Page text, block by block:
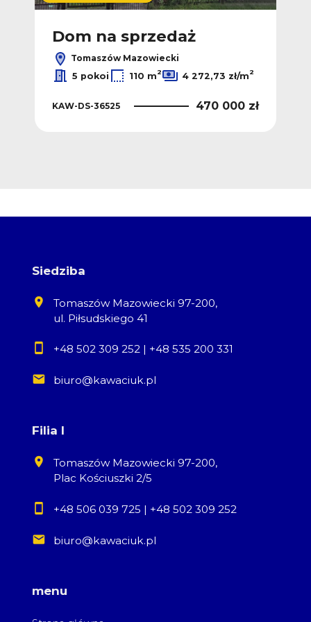
Dom na sprzedaż
Tomaszów Mazowiecki
5 pokoi
110 m2 4 272,73 zł/m2
KAW-DS-36525 470 000 zł
Siedziba
Tomaszów Mazowiecki 97-200,
ul. Piłsudskiego 41
+48 502 309 252| +48 535 200 331
biuro@kawaciuk.pl
Filia I
Tomaszów Mazowiecki 97-200,
Plac Kościuszki 2/5
+48 506 039 725 | +48 502 309 252
biuro@kawaciuk.pl
menu